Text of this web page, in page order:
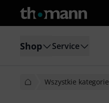
Shop Service
Wszystkie kategorie